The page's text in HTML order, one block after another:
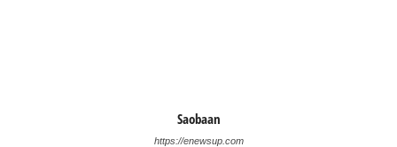
Saobaan
https://enewsup.com